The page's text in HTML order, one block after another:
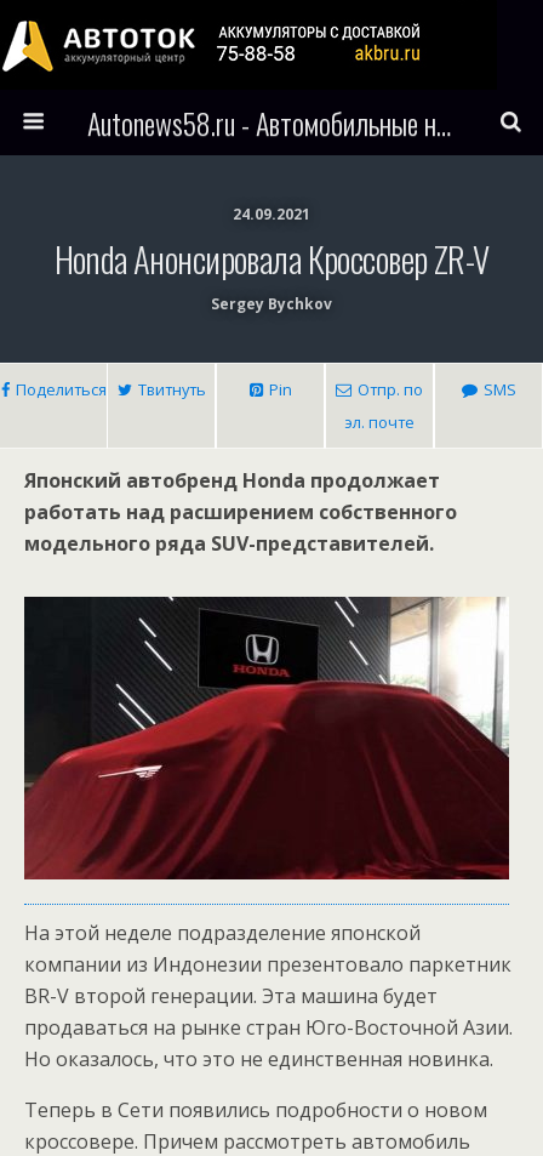
Autonews58.ru - Автомобильные новости Пензы и всего мира
24.09.2021
Honda Анонсировала Кроссовер ZR-V
Sergey Bychkov
Поделиться Твитнуть Pin
Отпр. по
эл. почте
SMS
Японский автобренд Honda продолжает
работать над расширением собственного
модельного ряда SUV-представителей.
На этой неделе подразделение японской
компании из Индонезии презентовало паркетник
BR-V второй генерации. Эта машина будет
продаваться на рынке стран Юго-Восточной Азии.
Но оказалось, что это не единственная новинка.
Теперь в Сети появились подробности о новом
кроссовере. Причем рассмотреть автомобиль